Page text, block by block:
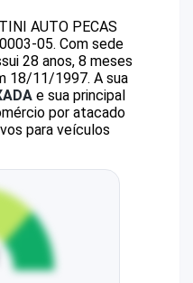
AUTO PECAS
05. Com sede
28 anos, 8 meses
18/11/1997. A sua
e sua principal
por atacado
para veículos